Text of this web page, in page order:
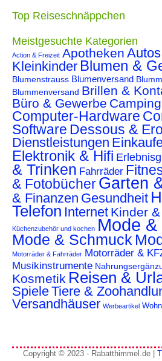
Top Reiseschnäppchen
Meistgesuchte Kategorien
Action & Freizeit Apotheken
Kleinkinder Blumen &
Blumenstrauss Blumenversand
Blummenversand Brillen &
Büro & Gewerbe
Computer-Hardware
Software Dessous &
Dienstleistungen
Elektronik & Hifi
& Trinken Fahrräder
& FotobücherGarten
& Finanzen Gesundheit
Telefon Internet Kinder
Küchenzubehör und kochen Mode
Mode & Schmuck
Motorräder & Fahrräder Motorräder &
Musikinstrumente
Kosmetik Reisen &
SpieleTiere &
Versandhäuser Werbeartikel
Copyright © 2023 - Rabatthimmel.de |